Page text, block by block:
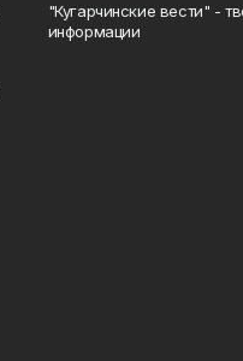
"Кугарчинские вести" -
информации